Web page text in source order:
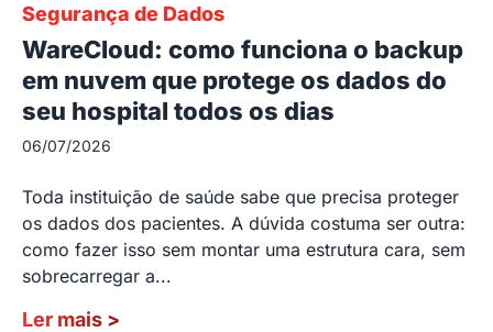
Segurança de Dados
WareCloud: como funciona o backup
em nuvem que protege os dados do
seu hospital todos os dias
06/07/2026
Toda instituição de saúde sabe que precisa proteger
os dados dos pacientes. A dúvida costuma ser outra:
como fazer isso sem montar uma estrutura cara, sem
sobrecarregar a...
Ler mais >